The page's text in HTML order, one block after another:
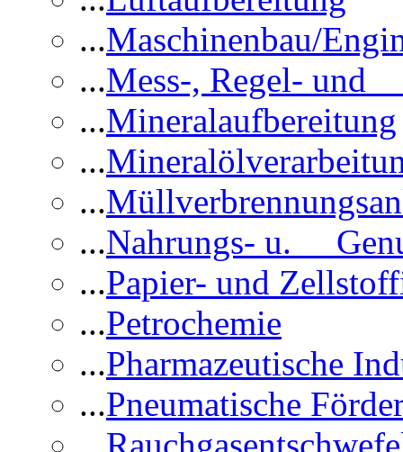
...Maschinenbau/
...Mess-, Regel- und
...Mineralaufbereitung
...
...
...Nahrungs- u.
...Papier- und
...Petrochemie
...Pharmazeutische
...Pneumatische
...